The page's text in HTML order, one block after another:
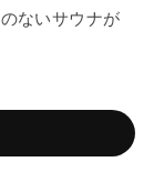
ないサウナが